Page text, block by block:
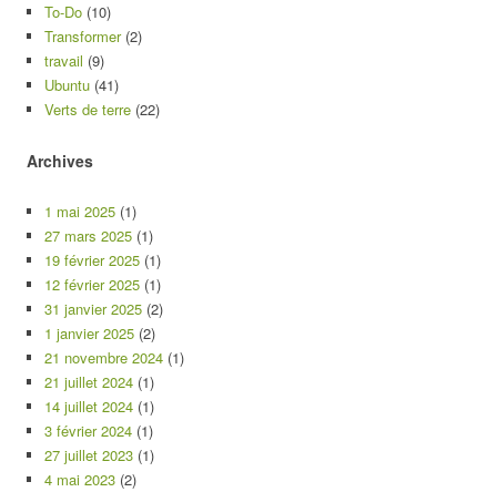
To-Do (10)
Transformer(2)
travail (9)
Ubuntu (41)
Verts de terre (22)
Archives
1 mai 2025 (1)
27 mars 2025 (1)
19 février 2025 (1)
12 février 2025 (1)
31 janvier 2025 (2)
1 janvier 2025 (2)
21 novembre 2024 (1)
21 juillet 2024 (1)
14 juillet 2024 (1)
3 février 2024 (1)
27 juillet 2023 (1)
4 mai 2023 (2)